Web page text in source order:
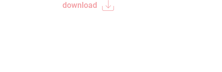
download